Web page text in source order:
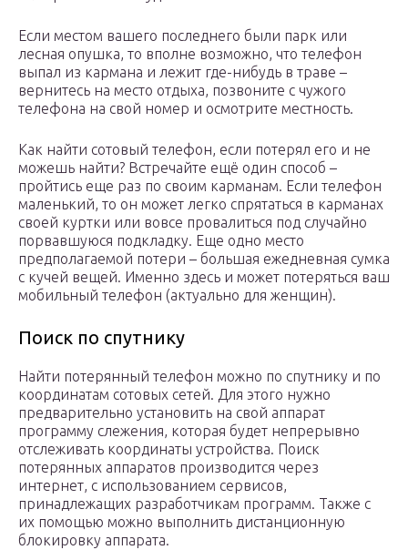
Если местом вашего последнего были парк или
лесная опушка, то вполне возможно, что телефон
выпал из кармана и лежит где-нибудь в траве –
вернитесь на место отдыха, позвоните с чужого
телефона на свой номер и осмотрите местность.
Как найти сотовый телефон, если потерял его и не
можешь найти? Встречайте ещё один способ –
пройтись еще раз по своим карманам. Если телефон
маленький, то он может легко спрятаться в карманах
своей куртки или вовсе провалиться под случайно
порвавшуюся подкладку. Еще одно место
предполагаемой потери – большая ежедневная сумка
с кучей вещей. Именно здесь и может потеряться ваш
мобильный телефон (актуально для женщин).
Поиск по спутнику
Найти потерянный телефон можно по спутнику и по
координатам сотовых сетей. Для этого нужно
предварительно установить на свой аппарат
программу слежения, которая будет непрерывно
отслеживать координаты устройства. Поиск
потерянных аппаратов производится через
интернет, с использованием сервисов,
принадлежащих разработчикам программ. Также с
их помощью можно выполнить дистанционную
блокировку аппарата.